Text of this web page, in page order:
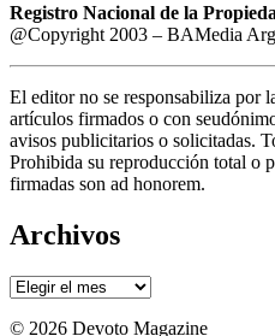
Registro Nacional de la
@Copyright 2003 – BAMedia
El editor no se responsabiliza por
artículos firmados o con
avisos publicitarios o solicitadas.
Prohibida su reproducción total o
firmadas son ad honorem.
Archivos
Archivos
© 2026 Devoto Magazine